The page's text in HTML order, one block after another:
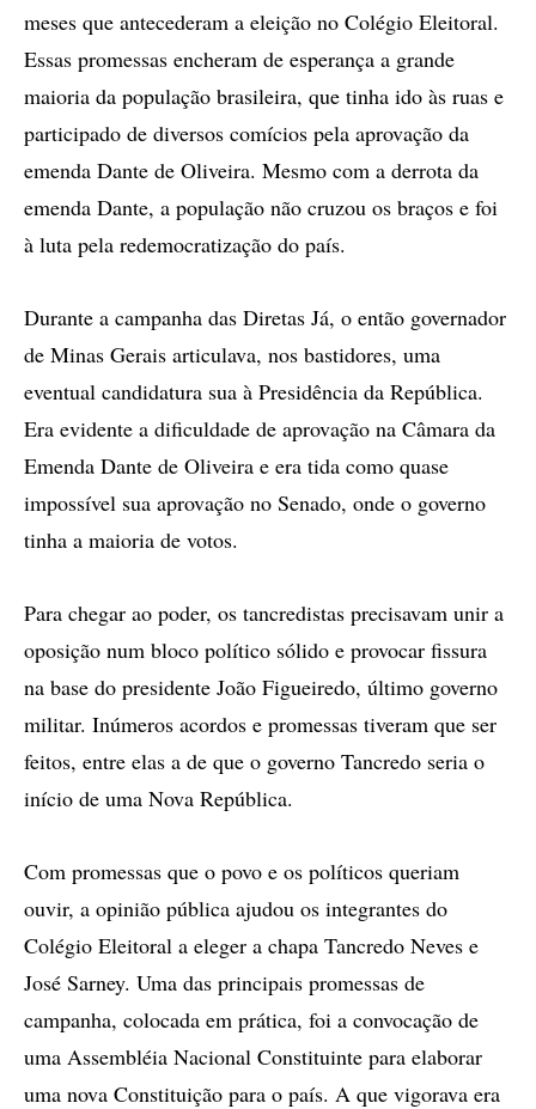
meses que antecederam a eleição no Colégio Eleitoral.
Essas promessas encheram de esperança a grande
maioria da população brasileira, que tinha ido às ruas e
participado de diversos comícios pela aprovação da
emenda Dante de Oliveira. Mesmo com a derrota da
emenda Dante, a população não cruzou os braços e foi
à luta pela redemocratização do país.
Durante a campanha das Diretas Já, o então governador
de Minas Gerais articulava, nos bastidores, uma
eventual candidatura sua à Presidência da República.
Era evidente a dificuldade de aprovação na Câmara da
Emenda Dante de Oliveira e era tida como quase
impossível sua aprovação no Senado, onde o governo
tinha a maioria de votos.
Para chegar ao poder, os tancredistas precisavam unir a
oposição num bloco político sólido e provocar fissura
na base do presidente João Figueiredo, último governo
militar. Inúmeros acordos e promessas tiveram que ser
feitos, entre elas a de que o governo Tancredo seria o
início de uma Nova República.
Com promessas que o povo e os políticos queriam
ouvir, a opinião pública ajudou os integrantes do
Colégio Eleitoral a eleger a chapa Tancredo Neves e
José Sarney. Uma das principais promessas de
campanha, colocada em prática, foi a convocação de
uma Assembléia Nacional Constituinte para elaborar
uma nova Constituição para o país. A que vigorava era